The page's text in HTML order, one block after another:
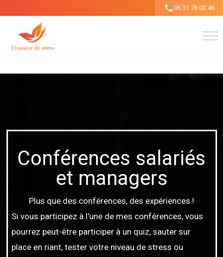
contenu
06 31 76 02 46
Conférences salariés
et managers
Plus que des conférences, des expériences !
Si vous participez à l’une de mes conférences, vous
pourrez peut-être participer à un quiz, sauter sur
place en riant, tester votre niveau de stress ou